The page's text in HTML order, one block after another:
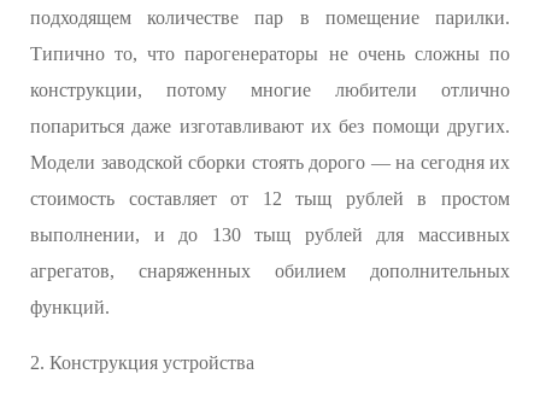
подходящем количестве пар в помещение парилки.
Типично то, что парогенераторы не очень сложны по
конструкции, потому многие любители отлично
попариться даже изготавливают их без помощи других.
Модели заводской сборки стоять дорого — на сегодня их
стоимость составляет от 12 тыщ рублей в простом
выполнении, и до 130 тыщ рублей для массивных
агрегатов, снаряженных обилием дополнительных
функций.
2. Конструкция устройства